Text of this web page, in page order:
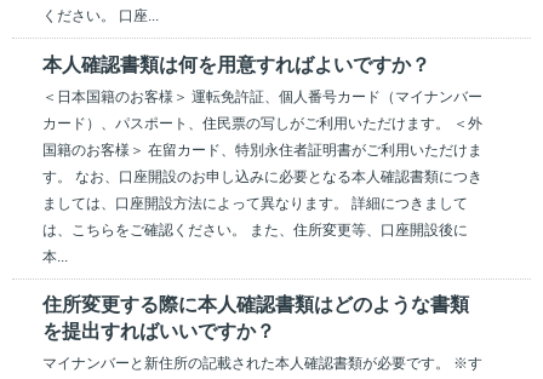
ください。 口座...
本人確認書類は何を用意すればよいですか？
＜日本国籍のお客様＞ 運転免許証、個人番号カード（マイナンバー
カード）、パスポート、住民票の写しがご利用いただけます。 ＜外
国籍のお客様＞ 在留カード、特別永住者証明書がご利用いただけま
す。 なお、口座開設のお申し込みに必要となる本人確認書類につき
ましては、口座開設方法によって異なります。 詳細につきまして
は、こちらをご確認ください。 また、住所変更等、口座開設後に
本...
住所変更する際に本人確認書類はどのような書類
を提出すればいいですか？
マイナンバーと新住所の記載された本人確認書類が必要です。 ※す